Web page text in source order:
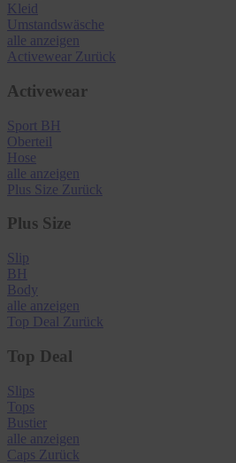
Kleid
Umstandswäsche
alle anzeigen
Activewear Zurück
Activewear
Sport BH
Oberteil
Hose
alle anzeigen
Plus Size Zurück
Plus Size
Slip
BH
Body
alle anzeigen
Top Deal Zurück
Top Deal
Slips
Tops
Bustier
alle anzeigen
Caps Zurück